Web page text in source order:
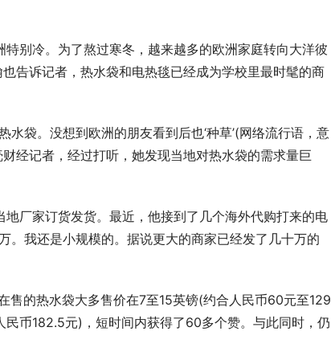
别冷。为了熬过寒冬，越来越多的欧洲家庭转向大洋彼
告诉记者，热水袋和电热毯已经成为学校里最时髦的商
袋。没想到欧洲的朋友看到后也‘种草’(网络流行语，意
经记者，经过打听，她发现当地对热水袋的需求量巨
厂家订货发货。最近，他接到了几个海外代购打来的电
。我还是小规模的。据说更大的商家已经发了几十万的
售的热水袋大多售价在7至15英镑(约合人民币60元至129
币182.5元)，短时间内获得了60多个赞。与此同时，仍